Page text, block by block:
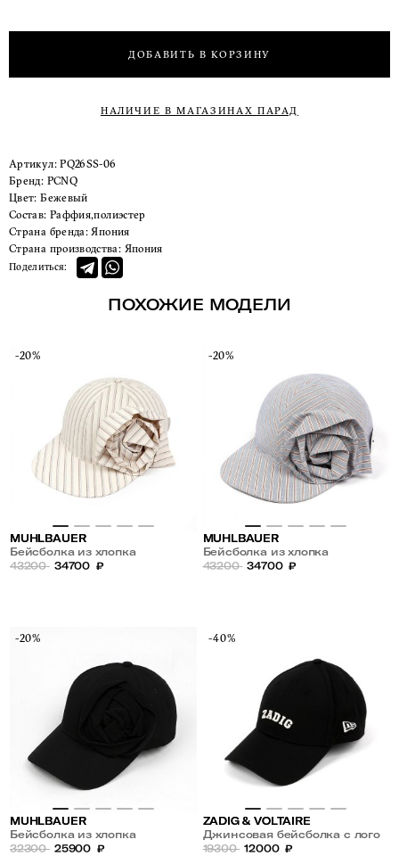
ДОБАВИТЬ В КОРЗИНУ
НАЛИЧИЕ В МАГАЗИНАХ ПАРАД
Артикул:PQ26SS-06
Бренд:
PCNQ
Цвет:
Бежевый
Состав: Раффия,полиэстер
Страна бренда: Япония
Страна производства: Япония
Поделиться:
ПОХОЖИЕ МОДЕЛИ
-20%
MUHLBAUER
Бейсболка из хлопка
43200 34700 ₽
-20%
MUHLBAUER
Бейсболка из хлопка
43200 34700 ₽
-20%
MUHLBAUER
Бейсболка из хлопка
32300 25900 ₽
-40%
ZADIG & VOLTAIRE
Джинсовая бейсболка с лого
19300 12000 ₽